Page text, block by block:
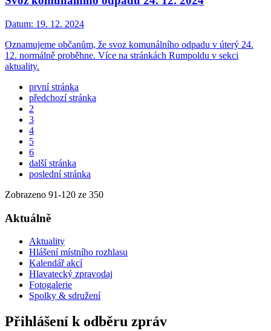
Datum: 19. 12. 2024
Oznamujeme občanům, že svoz komunálního odpadu v úterý 24.
12. normálně proběhne. Více na stránkách Rumpoldu v sekci
aktuality.
první stránka
předchozí stránka
2
3
4
5
6
další stránka
poslední stránka
Zobrazeno 91-120 ze 350
Aktuálně
Aktuality
Hlášení místního rozhlasu
Kalendář akcí
Hlavatecký zpravodaj
Fotogalerie
Spolky & sdružení
Přihlášení k odběru zpráv